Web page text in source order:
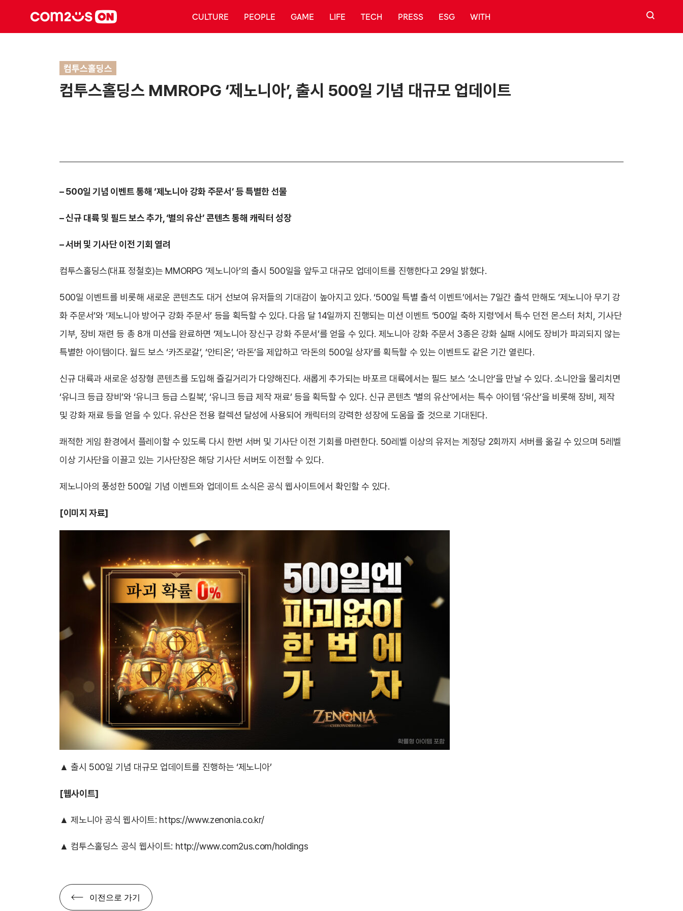
CULTURE PEOPLE GAME LIFE TECH PRESS ESG WITH 검색
컴투스홀딩스
컴투스홀딩스 MMROPG ‘제노니아’, 출시 500일 기념 대규모 업데이트
– 500일 기념 이벤트 통해 ‘제노니아 강화 주문서’ 등 특별한 선물
– 신규 대륙 및 필드 보스 추가, ‘별의 유산’ 콘텐츠 통해 캐릭터 성장
– 서버 및 기사단 이전 기회 열려
컴투스홀딩스(대표 정철호)는 MMORPG ‘제노니아’의 출시 500일을 앞두고 대규모 업데이트를 진행한다고 29일 밝혔다.
500일 이벤트를 비롯해 새로운 콘텐츠도 대거 선보여 유저들의 기대감이 높아지고 있다. ‘500일 특별 출석 이벤트’에서는 7일간 출석 만해도 ‘제노니아 무기 강
화 주문서’와 ‘제노니아 방어구 강화 주문서’ 등을 획득할 수 있다. 다음 달 14일까지 진행되는 미션 이벤트 ‘500일 축하 지령’에서 특수 던전 몬스터 처치, 기사단
기부, 장비 재련 등 총 8개 미션을 완료하면 ‘제노니아 장신구 강화 주문서’를 얻을 수 있다. 제노니아 강화 주문서 3종은 강화 실패 시에도 장비가 파괴되지 않는
특별한 아이템이다. 월드 보스 ‘카즈로갈’, ‘안티온’, ‘라돈’을 제압하고 ‘라돈의 500일 상자’를 획득할 수 있는 이벤트도 같은 기간 열린다.
신규 대륙과 새로운 성장형 콘텐츠를 도입해 즐길거리가 다양해진다. 새롭게 추가되는 바포르 대륙에서는 필드 보스 ‘소니안’을 만날 수 있다. 소니안을 물리치면
‘유니크 등급 장비’와 ‘유니크 등급 스킬북’, ‘유니크 등급 제작 재료’ 등을 획득할 수 있다. 신규 콘텐츠 ‘별의 유산’에서는 특수 아이템 ‘유산’을 비롯해 장비, 제작
및 강화 재료 등을 얻을 수 있다. 유산은 전용 컬렉션 달성에 사용되어 캐릭터의 강력한 성장에 도움을 줄 것으로 기대된다.
쾌적한 게임 환경에서 플레이할 수 있도록 다시 한번 서버 및 기사단 이전 기회를 마련한다. 50레벨 이상의 유저는 계정당 2회까지 서버를 옮길 수 있으며 5레벨
이상 기사단을 이끌고 있는 기사단장은 해당 기사단 서버도 이전할 수 있다.
제노니아의 풍성한 500일 기념 이벤트와 업데이트 소식은 공식 웹사이트에서 확인할 수 있다.
[이미지 자료]
▲ 출시 500일 기념 대규모 업데이트를 진행하는 ‘제노니아’
[웹사이트]
▲ 제노니아 공식 웹사이트: https://www.zenonia.co.kr/
▲ 컴투스홀딩스 공식 웹사이트: http://www.com2us.com/holdings
이전으로 가기